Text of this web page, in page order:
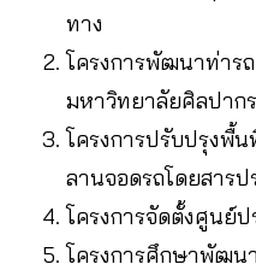
ทาง
โครงการพัฒนาท่าร
มหาวิทยาลัยศิลปากร
โครงการปรับปรุงพื้
ลานจอดรถโดยสารป
โครงการจัดตั้งศูนย์
โครงการศึกษาพัฒน